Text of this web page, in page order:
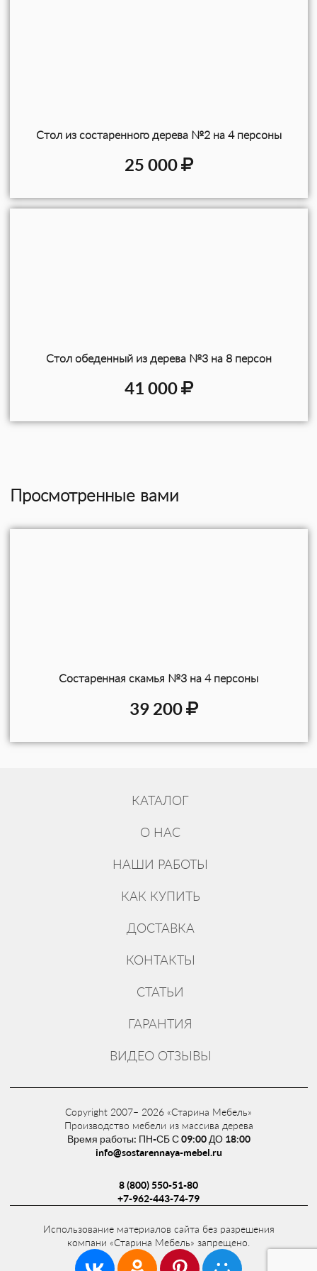
Стол из состаренного дерева №2 на 4 персоны
25 000
Стол обеденный из дерева №3 на 8 персон
41 000
Просмотренные вами
Состаренная скамья №3 на 4 персоны
39 200
КАТАЛОГ
О НАС
НАШИ РАБОТЫ
КАК КУПИТЬ
ДОСТАВКА
КОНТАКТЫ
СТАТЬИ
ГАРАНТИЯ
ВИДЕО ОТЗЫВЫ
Copyright 2007– 2026 «Старина Мебель»
Производство мебели из массива дерева
Время работы: ПН-СБ С 09:00 ДО 18:00
info@sostarennaya-mebel.ru
8 (800) 550-51-80
+7-962-443-74-79
Использование материалов сайта без разрешения
компани «Старина Мебель» запрещено.